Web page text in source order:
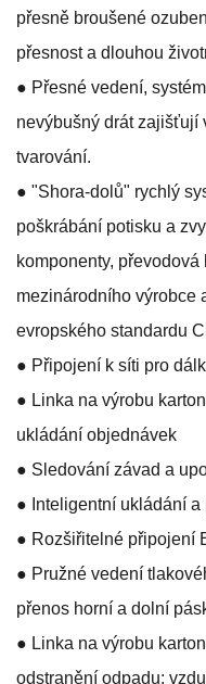
přesně broušené
přesnost a dlouhou
● Přesné vedení,
nevýbušný drát zajišťují
tvarování.
● "Shora-dolů" rychlý
poškrábání potisku a
komponenty,
mezinárodního výrobce
evropského standardu
● Připojení k síti pro
● Linka na výrobu
ukládání objednávek
● Sledování závad a
● Inteligentní ukládání
● Rozšiřitelné připojení
● Pružné vedení
přenos horní a dolní
● Linka na výrobu
odstranění odpadu: